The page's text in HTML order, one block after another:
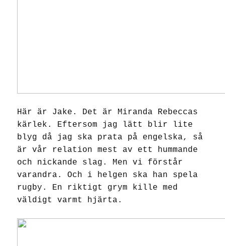
Här är Jake. Det är Miranda Rebeccas
kärlek. Eftersom jag lätt blir lite
blyg då jag ska prata på engelska, så
är vår relation mest av ett hummande
och nickande slag. Men vi förstår
varandra. Och i helgen ska han spela
rugby. En riktigt grym kille med
väldigt varmt hjärta.